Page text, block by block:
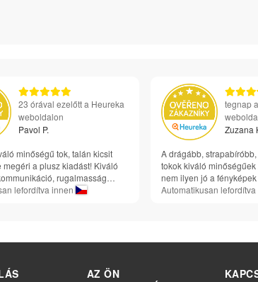
23 órával ezelőtt a Heureka
weboldalon
Pavol P.
minőségű tok, talán kicsit
megéri a plusz kiadást! Kiváló
rugalmasság…
lefordítva innen
tegnap
Zuzana
A drágább,
tokok kiváló
nem ilyen jó a
Automatikusan
AZ ÖN